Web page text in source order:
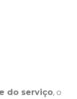
do serviço, o